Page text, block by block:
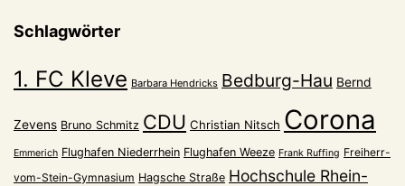
Schlagwörter
1. FC Kleve Barbara Hendricks Bedburg-Hau Bernd
Zevens Bruno Schmitz CDU Christian Nitsch Corona
Emmerich Flughafen Niederrhein Flughafen Weeze Frank Ruffing Freiherr-
vom-Stein-Gymnasium Hagsche Straße Hochschule Rhein-